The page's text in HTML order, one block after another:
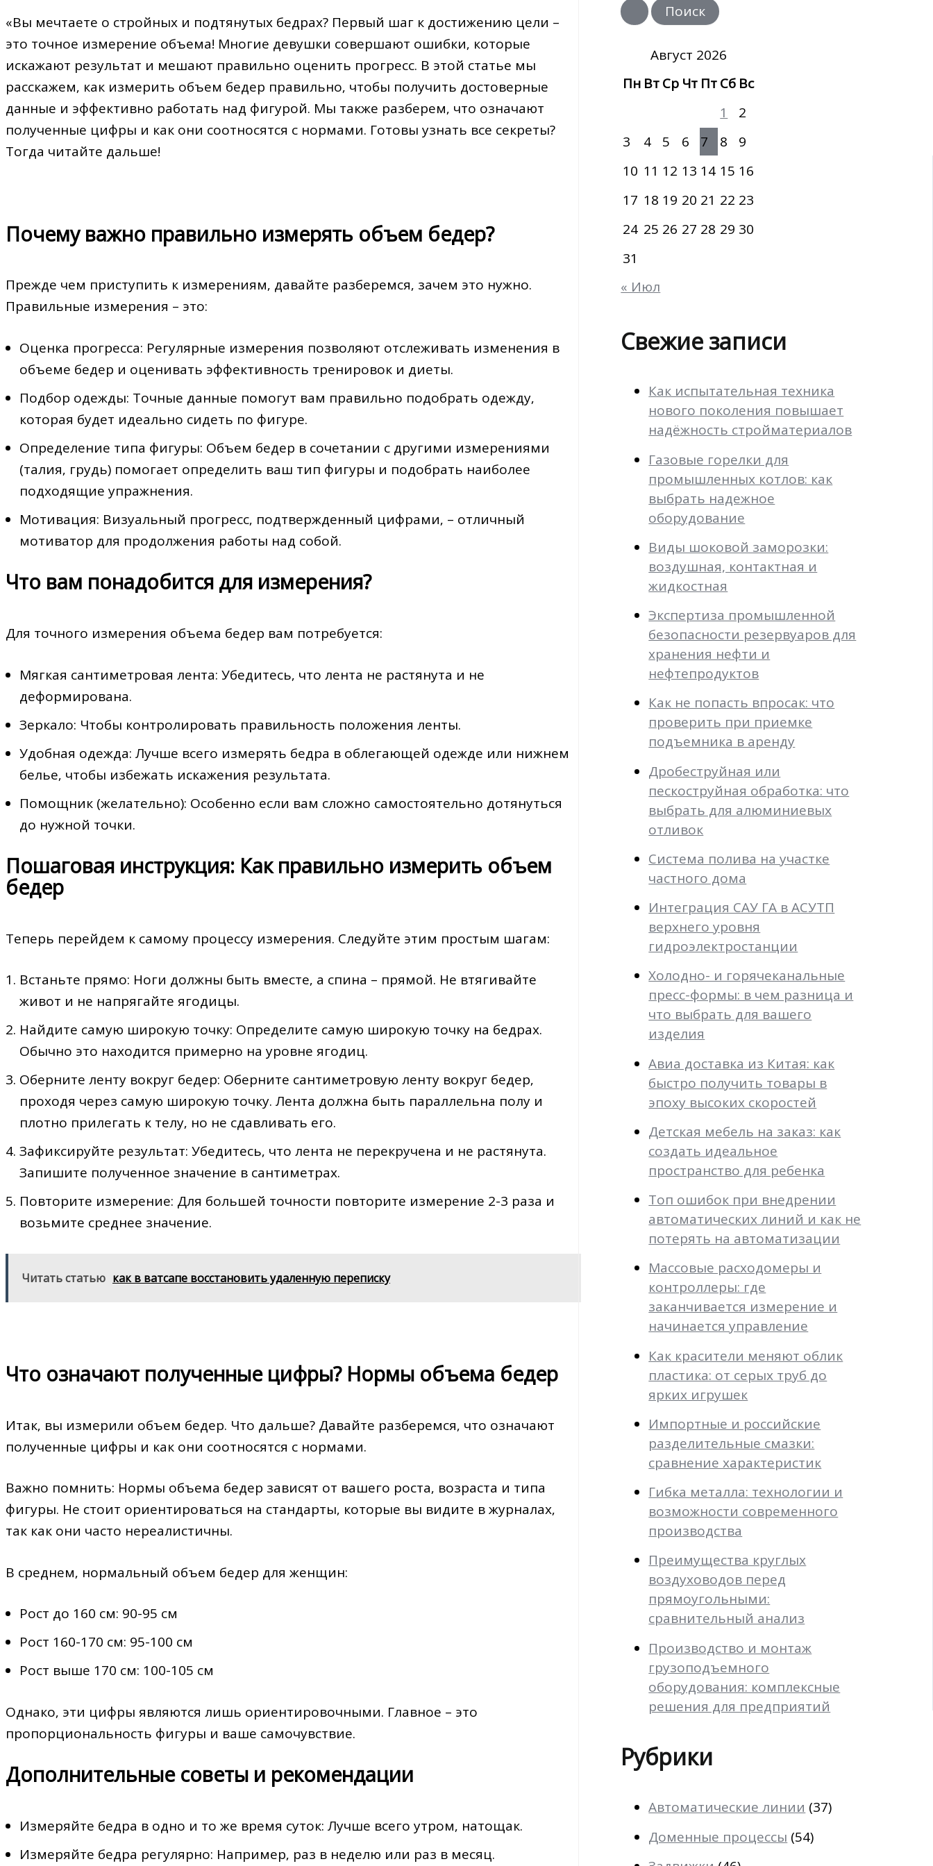
«Вы мечтаете о стройных и подтянутых бедрах? Первый шаг к достижению цели –
это точное измерение объема! Многие девушки совершают ошибки‚ которые
искажают результат и мешают правильно оценить прогресс. В этой статье мы
расскажем‚ как измерить объем бедер правильно‚ чтобы получить достоверные
данные и эффективно работать над фигурой. Мы также разберем‚ что означают
полученные цифры и как они соотносятся с нормами. Готовы узнать все секреты?
Тогда читайте дальше!
Почему важно правильно измерять объем бедер?
Прежде чем приступить к измерениям‚ давайте разберемся‚ зачем это нужно.
Правильные измерения – это:
Оценка прогресса: Регулярные измерения позволяют отслеживать изменения в
объеме бедер и оценивать эффективность тренировок и диеты.
Подбор одежды: Точные данные помогут вам правильно подобрать одежду‚
которая будет идеально сидеть по фигуре.
Определение типа фигуры: Объем бедер в сочетании с другими измерениями
(талия‚ грудь) помогает определить ваш тип фигуры и подобрать наиболее
подходящие упражнения.
Мотивация: Визуальный прогресс‚ подтвержденный цифрами‚ – отличный
мотиватор для продолжения работы над собой.
Что вам понадобится для измерения?
Для точного измерения объема бедер вам потребуется:
Мягкая сантиметровая лента: Убедитесь‚ что лента не растянута и не
деформирована.
Зеркало: Чтобы контролировать правильность положения ленты.
Удобная одежда: Лучше всего измерять бедра в облегающей одежде или нижнем
белье‚ чтобы избежать искажения результата.
Помощник (желательно): Особенно если вам сложно самостоятельно дотянуться
до нужной точки.
Пошаговая инструкция: Как правильно измерить объем
бедер
Теперь перейдем к самому процессу измерения. Следуйте этим простым шагам:
Встаньте прямо: Ноги должны быть вместе‚ а спина – прямой. Не втягивайте
живот и не напрягайте ягодицы.
Найдите самую широкую точку: Определите самую широкую точку на бедрах.
Обычно это находится примерно на уровне ягодиц.
Оберните ленту вокруг бедер: Оберните сантиметровую ленту вокруг бедер‚
проходя через самую широкую точку. Лента должна быть параллельна полу и
плотно прилегать к телу‚ но не сдавливать его.
Зафиксируйте результат: Убедитесь‚ что лента не перекручена и не растянута.
Запишите полученное значение в сантиметрах.
Повторите измерение: Для большей точности повторите измерение 2-3 раза и
возьмите среднее значение.
Читать статью как в ватсапе восстановить удаленную переписку
Что означают полученные цифры? Нормы объема бедер
Итак‚ вы измерили объем бедер. Что дальше? Давайте разберемся‚ что означают
полученные цифры и как они соотносятся с нормами.
Важно помнить: Нормы объема бедер зависят от вашего роста‚ возраста и типа
фигуры. Не стоит ориентироваться на стандарты‚ которые вы видите в журналах‚
так как они часто нереалистичны.
В среднем‚ нормальный объем бедер для женщин:
Рост до 160 см: 90-95 см
Рост 160-170 см: 95-100 см
Рост выше 170 см: 100-105 см
Однако‚ эти цифры являются лишь ориентировочными. Главное – это
пропорциональность фигуры и ваше самочувствие.
Дополнительные советы и рекомендации
Измеряйте бедра в одно и то же время суток: Лучше всего утром‚ натощак.
Измеряйте бедра регулярно: Например‚ раз в неделю или раз в месяц.
и
с
Август 2026
Пн ВтСр Чт ПтСб Вс
1
2
3
4 5 6 7 8
9
10 11 12 13 14 15 16
17 18 19 20 21 22 23
24 25 26 27 28 29 30
31
« Июл
Свежие записи
Как испытательная техника
нового поколения повышает
надёжность стройматериалов
Газовые горелки для
промышленных котлов: как
выбрать надежное
оборудование
Виды шоковой заморозки:
воздушная, контактная и
жидкостная
Экспертиза промышленной
безопасности резервуаров для
хранения нефти и
нефтепродуктов
Как не попасть впросак: что
проверить при приемке
подъемника в аренду
Дробеструйная или
пескоструйная обработка: что
выбрать для алюминиевых
отливок
Система полива на участке
частного дома
Интеграция САУ ГА в АСУТП
верхнего уровня
гидроэлектростанции
Холодно- и горячеканальные
пресс-формы: в чем разница и
что выбрать для вашего
изделия
Авиа доставка из Китая: как
быстро получить товары в
эпоху высоких скоростей
Детская мебель на заказ: как
создать идеальное
пространство для ребенка
Топ ошибок при внедрении
автоматических линий и как не
потерять на автоматизации
Массовые расходомеры и
контроллеры: где
заканчивается измерение и
начинается управление
Как красители меняют облик
пластика: от серых труб до
ярких игрушек
Импортные и российские
разделительные смазки:
сравнение характеристик
Гибка металла: технологии и
возможности современного
производства
Преимущества круглых
воздуховодов перед
прямоугольными:
сравнительный анализ
Производство и монтаж
грузоподъемного
оборудования: комплексные
решения для предприятий
Рубрики
Автоматические линии (37)
Доменные процессы (54)